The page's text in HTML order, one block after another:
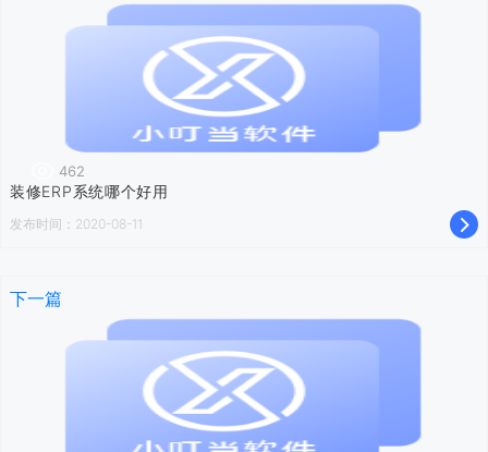
462
装修ERP系统哪个好用
发布时间：2020-08-11
下一篇